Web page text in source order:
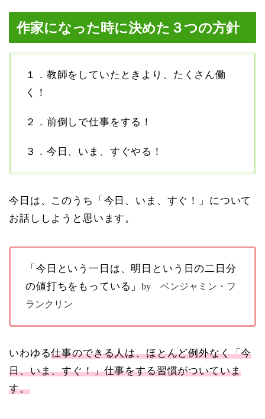
作家になった時に決めた３つの方針
１．教師をしていたときより、たくさん働
く！
２．前倒しで仕事をする！
３．今日、いま、すぐやる！
今日は、このうち「今日、いま、すぐ！」について
お話ししようと思います。
「今日という一日は、明日という日の二日分
の値打ちをもっている」by ベンジャミン・フ
ランクリン
いわゆる仕事のできる人は、ほとんど例外なく「今
日、いま、すぐ！」仕事をする習慣がついていま
す。